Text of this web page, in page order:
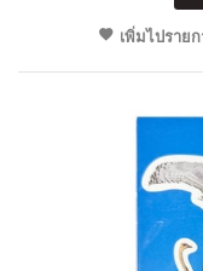
เพิ่มไปราย